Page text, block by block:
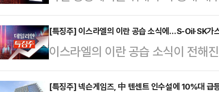
있는 것으로 풀이된다.이재광 NH
12개월 선행 평균 PER(주가수익
이라 여전히 세상에서 제일 싼 방
200…
코웨어 주가가 13일 장 초반 하락
9시 49분 코스피 시장에서 텔코웨
3380원에 거래되고 있다.텔코웨어
25.24%에 해당하는 233만2438
[특징주] 이스라엘의 이란 공습 소식에…S-Oil·SK가
이스라엘의 이란 공습 소식이 전해
상승세를 보이고 있다.한국거래소
[특징주] 넥슨게임즈, 中 텐센트 인수설에 10%대 급